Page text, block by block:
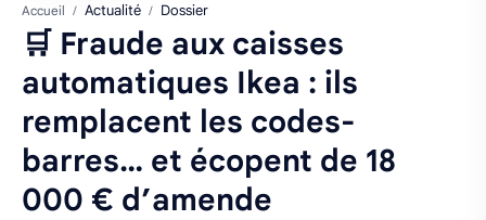
Accueil Actualité Dossier
🛒 Fraude aux caisses
automatiques Ikea : ils
remplacent les codes-
barres… et écopent de 18
000 € d’amende